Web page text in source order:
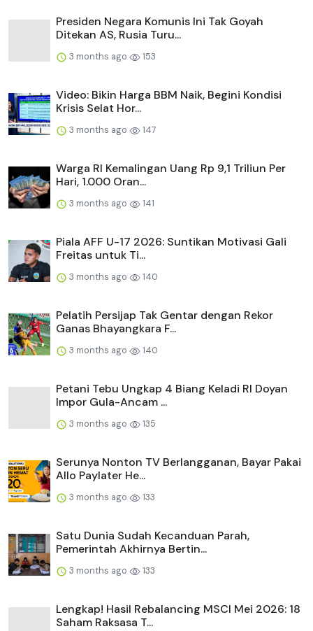
Presiden Negara Komunis Ini Tak Goyah
Ditekan AS, Rusia Turu...
3 months ago 153
Video: Bikin Harga BBM Naik, Begini Kondisi
Krisis Selat Hor...
3 months ago 147
Warga RI Kemalingan Uang Rp 9,1 Triliun Per
Hari, 1.000 Oran...
3 months ago 141
Piala AFF U-17 2026: Suntikan Motivasi Gali
Freitas untuk Ti...
3 months ago 140
Pelatih Persijap Tak Gentar dengan Rekor
Ganas Bhayangkara F...
3 months ago 140
Petani Tebu Ungkap 4 Biang Keladi RI Doyan
Impor Gula-Ancam ...
3 months ago 135
Serunya Nonton TV Berlangganan, Bayar Pakai
Allo Paylater He...
3 months ago 133
Satu Dunia Sudah Kecanduan Parah,
Pemerintah Akhirnya Bertin...
3 months ago 133
Lengkap! Hasil Rebalancing MSCI Mei 2026: 18
Saham Raksasa T...